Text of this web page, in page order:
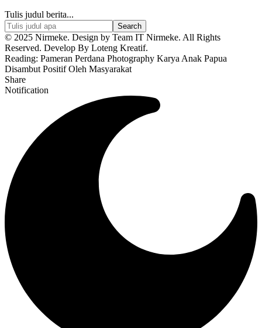
Tulis judul berita...
© 2025 Nirmeke. Design by Team IT Nirmeke. All Rights
Reserved. Develop By Loteng Kreatif.
Reading: Pameran Perdana Photography Karya Anak Papua
Disambut Positif Oleh Masyarakat
Share
Notification